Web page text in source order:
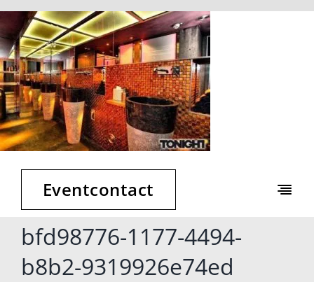
Zum
Inhalt
springen
Eventcontact
Event Club
Kontakt
bfd98776-1177-4494-
b8b2-9319926e74ed